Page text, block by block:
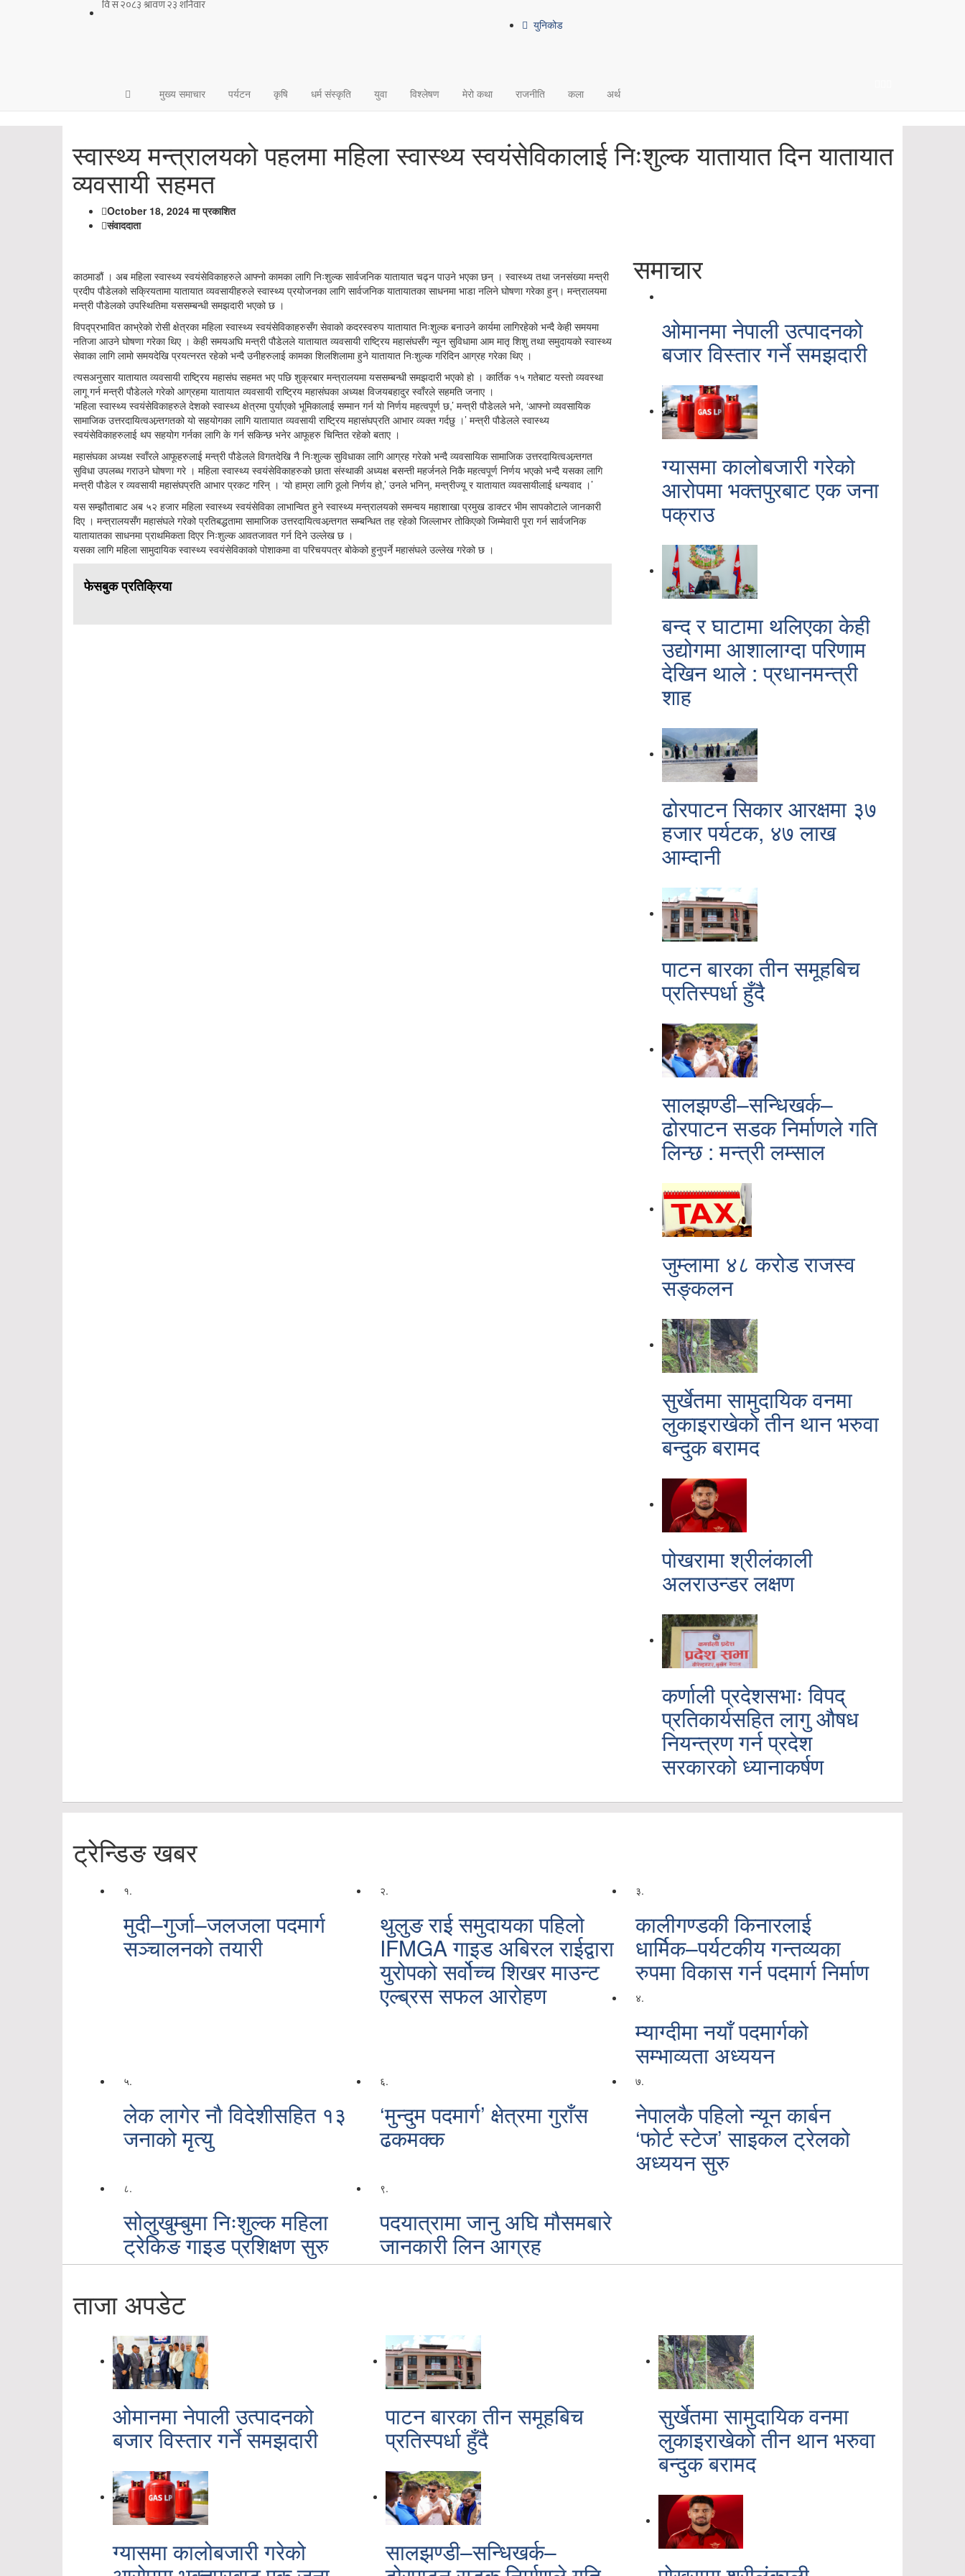
युनिकोड
मुख्य समाचार पर्यटन कृषि धर्म संस्कृति युवा विश्लेषण मेरो कथा राजनीति कला अर्थ
स्वास्थ्य मन्त्रालयको पहलमा महिला स्वास्थ्य स्वयंसेविकालाई निःशुल्क यातायात दिन यातायात
व्यवसायी सहमत
October 18, 2024 मा प्रकाशित
संवाददाता
काठमाडौं । अब महिला स्वास्थ्य स्वयंसेविकाहरुले आफ्नो कामका लागि निःशुल्क सार्वजनिक यातायात चढ्न पाउने भएका छन् । स्वास्थ्य तथा जनसंख्या मन्त्री
प्रदीप पौडेलको सक्रियतामा यातायात व्यवसायीहरुले स्वास्थ्य प्रयोजनका लागि सार्वजनिक यातायातका साधनमा भाडा नलिने घोषणा गरेका हुन्। मन्त्रालयमा
मन्त्री पौडेलको उपस्थितिमा यससम्बन्धी समझदारी भएको छ ।
विपद्प्रभावित काभ्रेको रोसी क्षेत्रका महिला स्वास्थ्य स्वयंसेविकाहरुसँग सेवाको कदरस्वरुप यातायात निःशुल्क बनाउने कार्यमा लागिरहेको भन्दै केही समयमा
नतिजा आउने घोषणा गरेका थिए । केही समयअघि मन्त्री पौडेलले यातायात व्यवसायी राष्ट्रिय महासंघसँग न्यून सुविधामा आम मातृ शिशु तथा समुदायको स्वास्थ्य
सेवाका लागि लामो समयदेखि प्रयत्नरत रहेको भन्दै उनीहरुलाई कामका शिलशिलामा हुने यातायात निःशुल्क गरिदिन आग्रह गरेका थिए ।
त्यसअनुसार यातायात व्यवसायी राष्ट्रिय महासंघ सहमत भए पछि शुक्रबार मन्त्रालयमा यससम्बन्धी समझदारी भएको हो । कार्तिक १५ गतेबाट यस्तो व्यवस्था
लागू गर्न मन्त्री पौडेलले गरेको आग्रहमा यातायात व्यवसायी राष्ट्रिय महासंघका अध्यक्ष विजयबहादुर स्वाँरले सहमति जनाए ।
‘महिला स्वास्थ्य स्वयंसेविकाहरुले देशको स्वास्थ्य क्षेत्रमा पुर्याएको भूमिकालाई सम्मान गर्न यो निर्णय महत्वपूर्ण छ,’ मन्त्री पौडेलले भने, ‘आफ्नो व्यवसायिक
सामाजिक उत्तरदायित्वअन्र्तगतको यो सहयोगका लागि यातायात व्यवसायी राष्ट्रिय महासंघप्रति आभार व्यक्त गर्दछु ।’ मन्त्री पौडेलले स्वास्थ्य
स्वयंसेविकाहरुलाई थप सहयोग गर्नका लागि के गर्न सकिन्छ भनेर आफूहरु चिन्तित रहेको बताए ।
महासंघका अध्यक्ष स्वाँरले आफूहरुलाई मन्त्री पौडेलले विगतदेखि नै निःशुल्क सुविधाका लागि आग्रह गरेको भन्दै व्यवसायिक सामाजिक उत्तरदायित्वअन्र्तगत
सुविधा उपलब्ध गराउने घोषणा गरे । महिला स्वास्थ्य स्वयंसेविकाहरुको छाता संस्थाकी अध्यक्ष बसन्ती महर्जनले निकै महत्वपूर्ण निर्णय भएको भन्दै यसका लागि
मन्त्री पौडेल र व्यवसायी महासंघप्रति आभार प्रकट गरिन् । ‘यो हाम्रा लागि ठूलो निर्णय हो,’ उनले भनिन्, मन्त्रीज्यू र यातायात व्यवसायीलाई धन्यवाद ।’
यस सम्झौताबाट अब ५२ हजार महिला स्वास्थ्य स्वयंसेविका लाभान्वित हुने स्वास्थ्य मन्त्रालयको समन्वय महाशाखा प्रमुख डाक्टर भीम सापकोटाले जानकारी
दिए । मन्त्रालयसँग महासंघले गरेको प्रतिबद्धतामा सामाजिक उत्तरदायित्वअन्र्तगत सम्बन्धित तह रहेको जिल्लाभर तोकिएको जिम्मेवारी पूरा गर्न सार्वजनिक
यातायातका साधनमा प्राथमिकता दिएर निःशुल्क आवतजावत गर्न दिने उल्लेख छ ।
यसका लागि महिला सामुदायिक स्वास्थ्य स्वयंसेविकाको पोशाकमा वा परिचयपत्र बोकेको हुनुपर्ने महासंघले उल्लेख गरेको छ ।
फेसबुक प्रतिक्रिया
समाचार
ओमानमा नेपाली उत्पादनको
बजार विस्तार गर्ने समझदारी
ग्यासमा कालोबजारी गरेको
आरोपमा भक्तपुरबाट एक जना
पक्राउ
बन्द र घाटामा थलिएका केही
उद्योगमा आशालाग्दा परिणाम
देखिन थाले : प्रधानमन्त्री
शाह
ढोरपाटन सिकार आरक्षमा ३७
हजार पर्यटक, ४७ लाख
आम्दानी
पाटन बारका तीन समूहबिच
प्रतिस्पर्धा हुँदै
सालझण्डी–सन्धिखर्क–
ढोरपाटन सडक निर्माणले गति
लिन्छ : मन्त्री लम्साल
जुम्लामा ४८ करोड राजस्व
सङ्कलन
सुर्खेतमा सामुदायिक वनमा
लुकाइराखेको तीन थान भरुवा
बन्दुक बरामद
पोखरामा श्रीलंकाली
अलराउन्डर लक्षण
कर्णाली प्रदेशसभाः विपद्
प्रतिकार्यसहित लागु औषध
नियन्त्रण गर्न प्रदेश
सरकारको ध्यानाकर्षण
ट्रेन्डिङ खबर
१.
मुदी–गुर्जा–जलजला पदमार्ग
सञ्चालनको तयारी
२.
थुलुङ राई समुदायका पहिलो
IFMGA गाइड अबिरल राईद्वारा
युरोपको सर्वोच्च शिखर माउन्ट
एल्ब्रस सफल आरोहण
३.
कालीगण्डकी किनारलाई
धार्मिक–पर्यटकीय गन्तव्यका
रुपमा विकास गर्न पदमार्ग निर्माण
४.
म्याग्दीमा नयाँ पदमार्गको
सम्भाव्यता अध्ययन
५.
लेक लागेर नौ विदेशीसहित १३
जनाको मृत्यु
६.
‘मुन्दुम पदमार्ग’ क्षेत्रमा गुराँस
ढकमक्क
७.
नेपालकै पहिलो न्यून कार्बन
‘फोर्ट स्टेज’ साइकल ट्रेलको
अध्ययन सुरु
८.
सोलुखुम्बुमा निःशुल्क महिला
ट्रेकिङ गाइड प्रशिक्षण सुरु
९.
पदयात्रामा जानु अघि मौसमबारे
जानकारी लिन आग्रह
ताजा अपडेट
ओमानमा नेपाली उत्पादनको
बजार विस्तार गर्ने समझदारी
ग्यासमा कालोबजारी गरेको
पाटन बारका तीन समूहबिच
प्रतिस्पर्धा हुँदै
सालझण्डी–सन्धिखर्क–
सुर्खेतमा सामुदायिक वनमा
लुकाइराखेको तीन थान भरुवा
बन्दुक बरामद